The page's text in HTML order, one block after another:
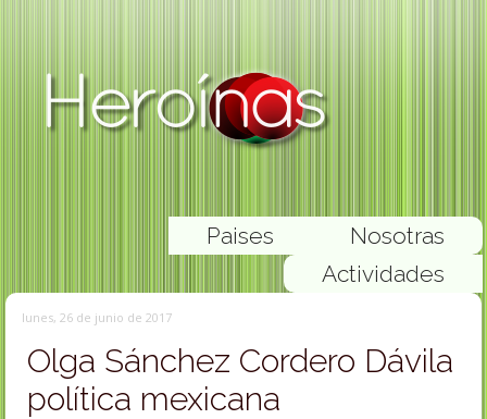
Nosotras
Paises
Actividades
lunes, 26 de junio de 2017
Olga Sánchez Cordero Dávila
política mexicana